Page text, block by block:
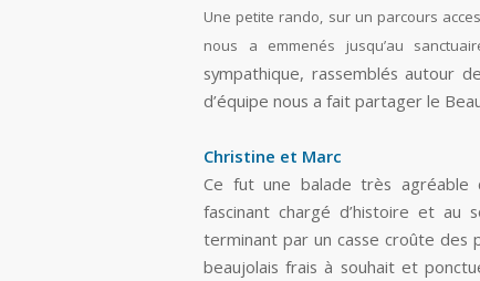
Une petite rando, sur un parcours
nous a emmenés jusqu’au
sympathique, rassemblés autour
d’équipe nous a fait partager le
Christine et Marc
Ce fut une balade très agréable
fascinant chargé d’histoire et
terminant par un casse croûte des
beaujolais frais à souhait et